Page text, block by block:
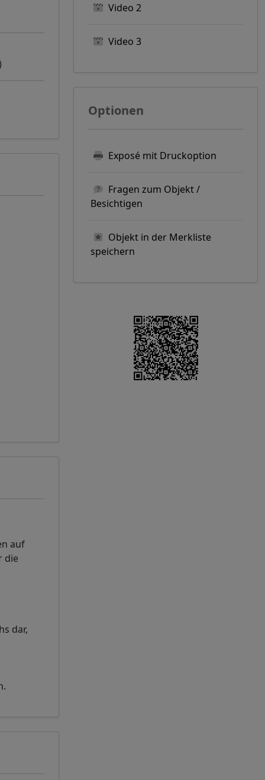
auf
die
dar,
Video 2
Video 3
Optionen
Exposé mit Druckoption
Fragen zum Objekt /
Besichtigen
Objekt in der Merkliste
speichern